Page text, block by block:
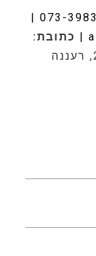
| כתובת:
היצירה 3, קומה 2, ת"ד 2611, רעננה